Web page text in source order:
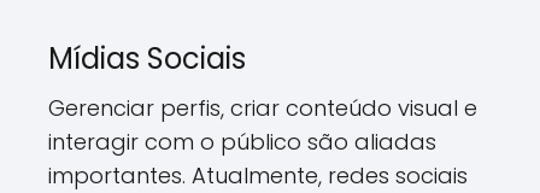
Mídias Sociais
Gerenciar perfis, criar conteúdo visual e
interagir com o público são aliadas
importantes. Atualmente, redes sociais